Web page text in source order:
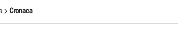
Cronaca